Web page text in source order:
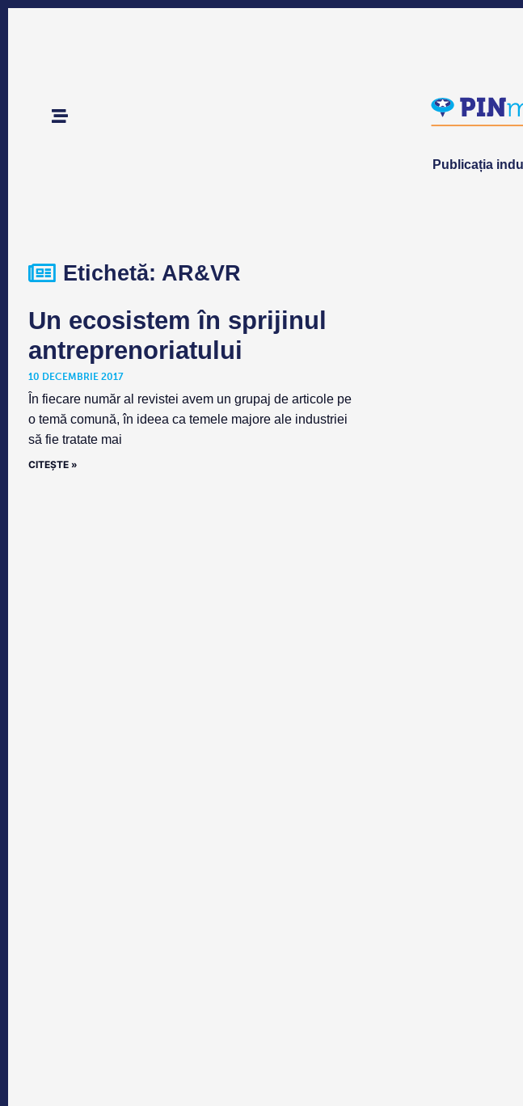
Publicația
Etichetă: AR&VR
Un ecosistem în sprijinul
antreprenoriatului
10 DECEMBRIE 2017
În fiecare număr al revistei avem un grupaj de articole pe
o temă comună, în ideea ca temele majore ale industriei
să fie tratate mai
CITEȘTE »